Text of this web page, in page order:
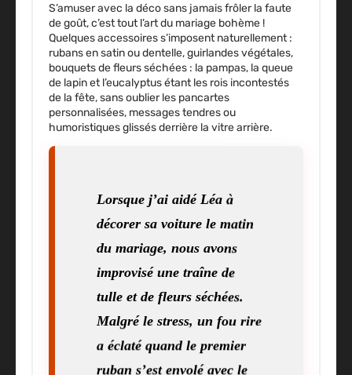
S’amuser avec la déco sans jamais frôler la faute
de goût, c’est tout l’art du mariage bohème !
Quelques accessoires s’imposent naturellement :
rubans en satin ou dentelle,guirlandes végétales,
bouquets de fleurs séchées : la pampas, la queue
de lapin et l’eucalyptus étant les rois incontestés
de la fête, sans oublier les pancartes
personnalisées, messages tendres ou
humoristiques glissés derrière la vitre arrière.
Lorsque j’ai aidé Léa à
décorer sa voiture le matin
du mariage, nous avons
improvisé une traîne de
tulle et de fleurs séchées.
Malgré le stress, un fou rire
a éclaté quand le premier
ruban s’est envolé avec le